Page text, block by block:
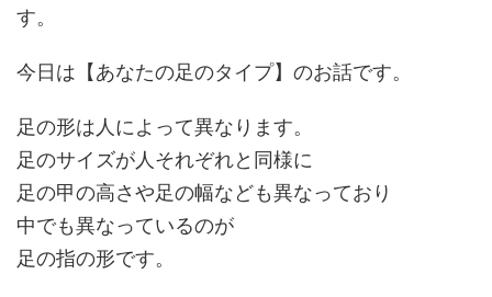
す。
今日は【あなたの足のタイプ】のお話です。
足の形は人によって異なります。
足のサイズが人それぞれと同様に
足の甲の高さや足の幅なども異なっており
中でも異なっているのが
足の指の形です。